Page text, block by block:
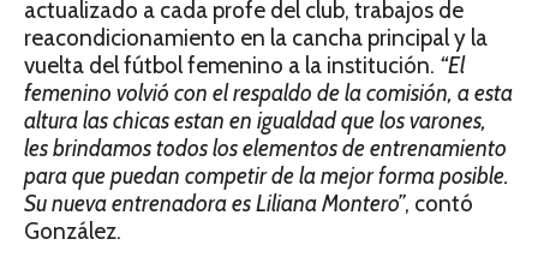
actualizado a cada profe del club, trabajos de
reacondicionamiento en la cancha principal y la
vuelta del fútbol femenino a la institución. “El
femenino volvió con el respaldo de la comisión, a esta
altura las chicas estan en igualdad que los varones,
les brindamos todos los elementos de entrenamiento
para que puedan competir de la mejor forma posible.
Su nueva entrenadora es Liliana Montero”, contó
González.